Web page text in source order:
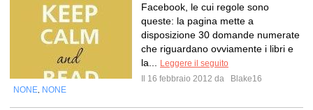
Facebook, le cui regole sono
queste: la pagina mette a
disposizione 30 domande numerate
che riguardano ovviamente i libri e
la...
Leggere il seguito
Il 16 febbraio 2012 da
Blake16
NONE NONE